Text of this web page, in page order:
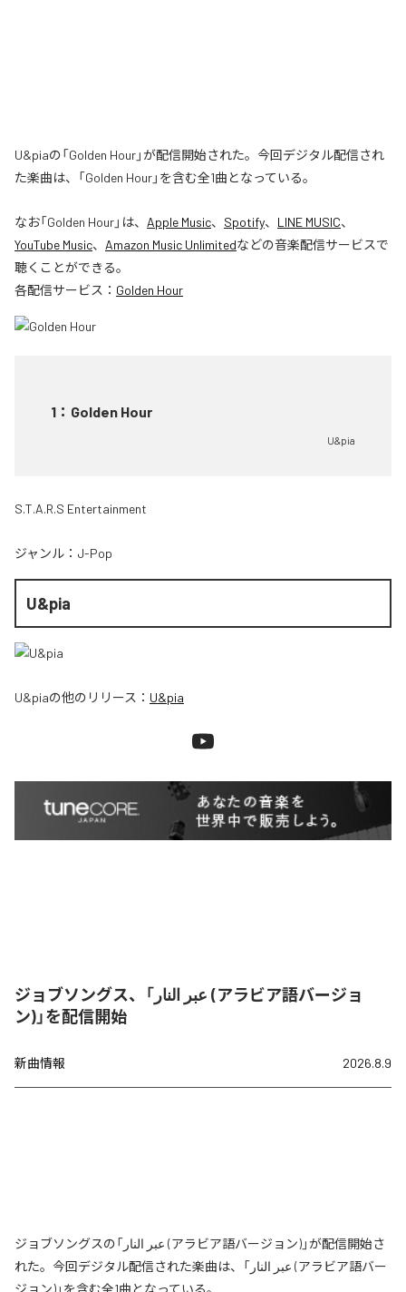
U&piaの「Golden Hour」が配信開始された。今回デジタル配信され
た楽曲は、「Golden Hour」を含む全1曲となっている。
なお「Golden Hour」は、 Apple Music、 Spotify、 LINE MUSIC、
YouTube Music、 Amazon Music Unlimitedなどの音楽配信サービスで
聴くことができる。
各配信サービス： Golden Hour
1 ： Golden Hour
U&pia
S.T.A.R.S Entertainment
ジャンル： J-Pop
U&pia
U&piaの他のリリース： U&pia
ジョブソングス、「عبر النار (アラビア語バージョ
ン)」を配信開始
新曲情報 2026.8.9
ジョブソングスの「عبر النار (アラビア語バージョン)」が配信開始さ
れた。今回デジタル配信された楽曲は、「عبر النار (アラビア語バー